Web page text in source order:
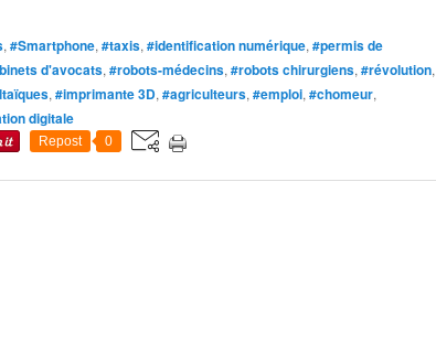
, #Smartphone, #taxis, #identification numérique, #permis de
d'avocats, #robots-médecins, #robots chirurgiens, #révolution,
, #imprimante 3D, #agriculteurs, #emploi, #chomeur,
digitale
Repost 0